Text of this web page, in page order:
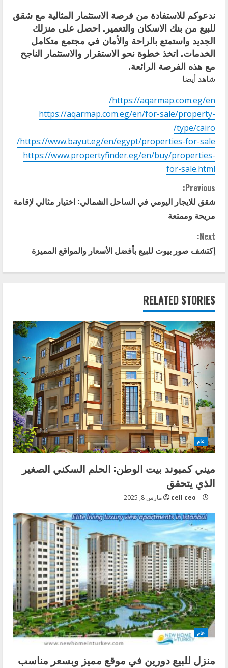
ندعوكم للاستفادة من فرصة الاستثمار المثالية مع شقق
للبيع من بنك الاسكان والتعمير. احصل على منزلك
الجديد واستمتع بالراحة والأمان في مجتمع متكامل
الخدمات. اتخذ خطوة نحو الاستقرار والاستثمار الناجح
مع هذه الفرصة الرائعة.
شاهد أيضا
https://aqarmap.com.eg/en/
https://aqarmap.com.eg/en/for-sale/property-
type/cairo/
https://www.bayut.eg/en/egypt/properties-for-sale/
https://www.propertyfinder.eg/en/buy/properties-
for-sale.html
C
o
n
t
i
n
u
e
R
e
a
d
i
n
g
Previous:
شقق للايجار اليومي في الساحل الشمالي: اختيار مثالي لإقامة
مريحة وممتعة
Next:
إكتشف صور بيوت للبيع بأفضل الأسعار والمواقع المميزة
RELATED STORIES
عام
ميني كمبوند بيت الوطن: الحلم السكني الصغير
الذي يتحقق
cell ceo مارس 8, 2025
عام
منزل للبيع دورين في موقع مميز وبسعر مناسب